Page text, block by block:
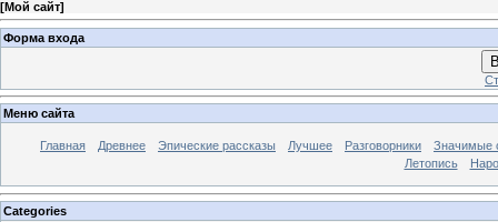
[Мой сайт]
Форма входа
Меню сайта
Главная Древнее Эпические рассказы Лучшее Разговорники
Значимые
Летопись
Categories